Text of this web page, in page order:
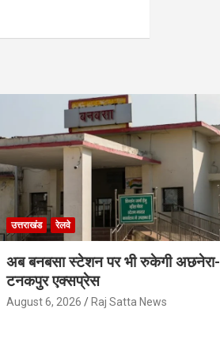
उत्तराखंड रेलवे
अब बनबसा स्टेशन पर भी रुकेगी अछनेरा-
टनकपुर एक्सप्रेस
August 6, 2026 Raj Satta News